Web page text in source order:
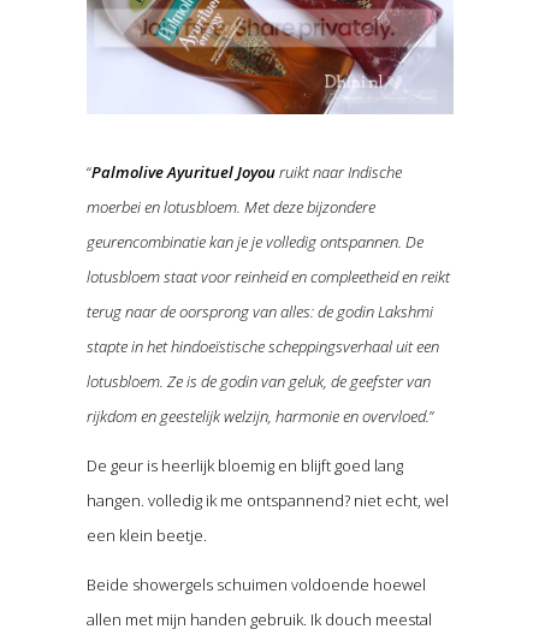
“Palmolive Ayurituel Joyouruikt naar Indische
moerbei en lotusbloem. Met deze bijzondere
geurencombinatie kan je je volledig ontspannen. De
lotusbloem staat voor reinheid en compleetheid en reikt
terug naar de oorsprong van alles: de godin Lakshmi
stapte in het hindoeïstische scheppingsverhaal uit een
lotusbloem. Ze is de godin van geluk, de geefster van
rijkdom en geestelijk welzijn, harmonie en overvloed.”
De geur is heerlijk bloemig en blijft goed lang
hangen. volledig ik me ontspannend? niet echt, wel
een klein beetje.
Beide showergels schuimen voldoende hoewel
allen met mijn handen gebruik. Ik douch meestal